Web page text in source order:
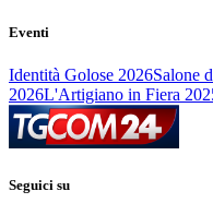
Eventi
Identità Golose 2026Salone
2026L'Artigiano in Fiera
Seguici su